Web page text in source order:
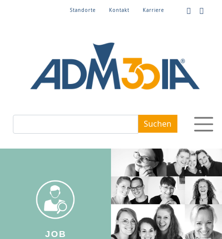
Karriere
Kontakt
Standorte
Suchen
JOB